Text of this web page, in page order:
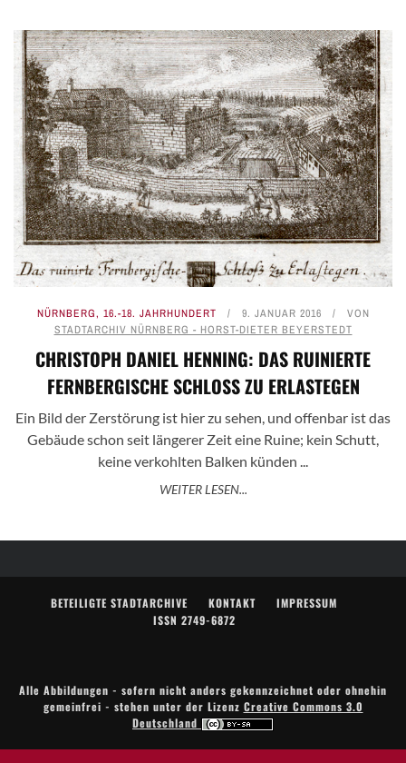
NÜRNBERG, 16.-18. JAHRHUNDERT 9. JANUAR 2016
VON
STADTARCHIV NÜRNBERG - HORST-DIETER BEYERSTEDT
CHRISTOPH DANIEL HENNING: DAS RUINIERTE
FERNBERGISCHE SCHLOSS ZU ERLASTEGEN
Ein Bild der Zerstörung ist hier zu sehen, und offenbar ist das
Gebäude schon seit längerer Zeit eine Ruine; kein Schutt,
keine verkohlten Balken künden ...
WEITER LESEN...
BETEILIGTE STADTARCHIVE KONTAKT
IMPRESSUM
ISSN 2749-6872
Alle Abbildungen - sofern nicht anders gekennzeichnet oder ohnehin
gemeinfrei - stehen unter der Lizenz Creative Commons 3.0
Deutschland